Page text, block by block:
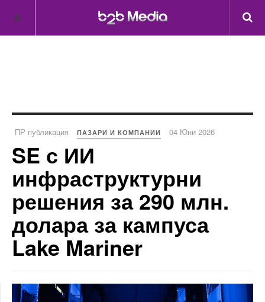
ПР публикация ПАЗАРИ И КОМПАНИИ 04 Юни 2026
SE с ИИ
инфраструктурни
решения за 290 млн.
долара за кампуса
Lake Mariner